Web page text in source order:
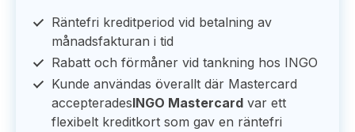
Räntefri kreditperiod vid betalning av
månadsfakturan i tid
Rabatt och förmåner vid tankning hos INGO
Kunde användas överallt där Mastercard
accepteradesINGO Mastercard var ett
flexibelt kreditkort som gav en räntefri